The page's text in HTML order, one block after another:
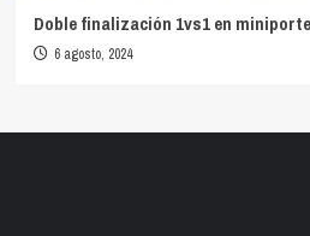
Doble finalización 1vs1 en
6 agosto, 2024